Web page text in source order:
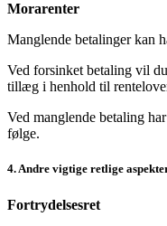
Morarenter
Manglende betalinger kan
Ved forsinket betaling vil
tillæg i henhold til
Ved manglende betaling
følge.
4. Andre vigtige retlige
Fortrydelsesret